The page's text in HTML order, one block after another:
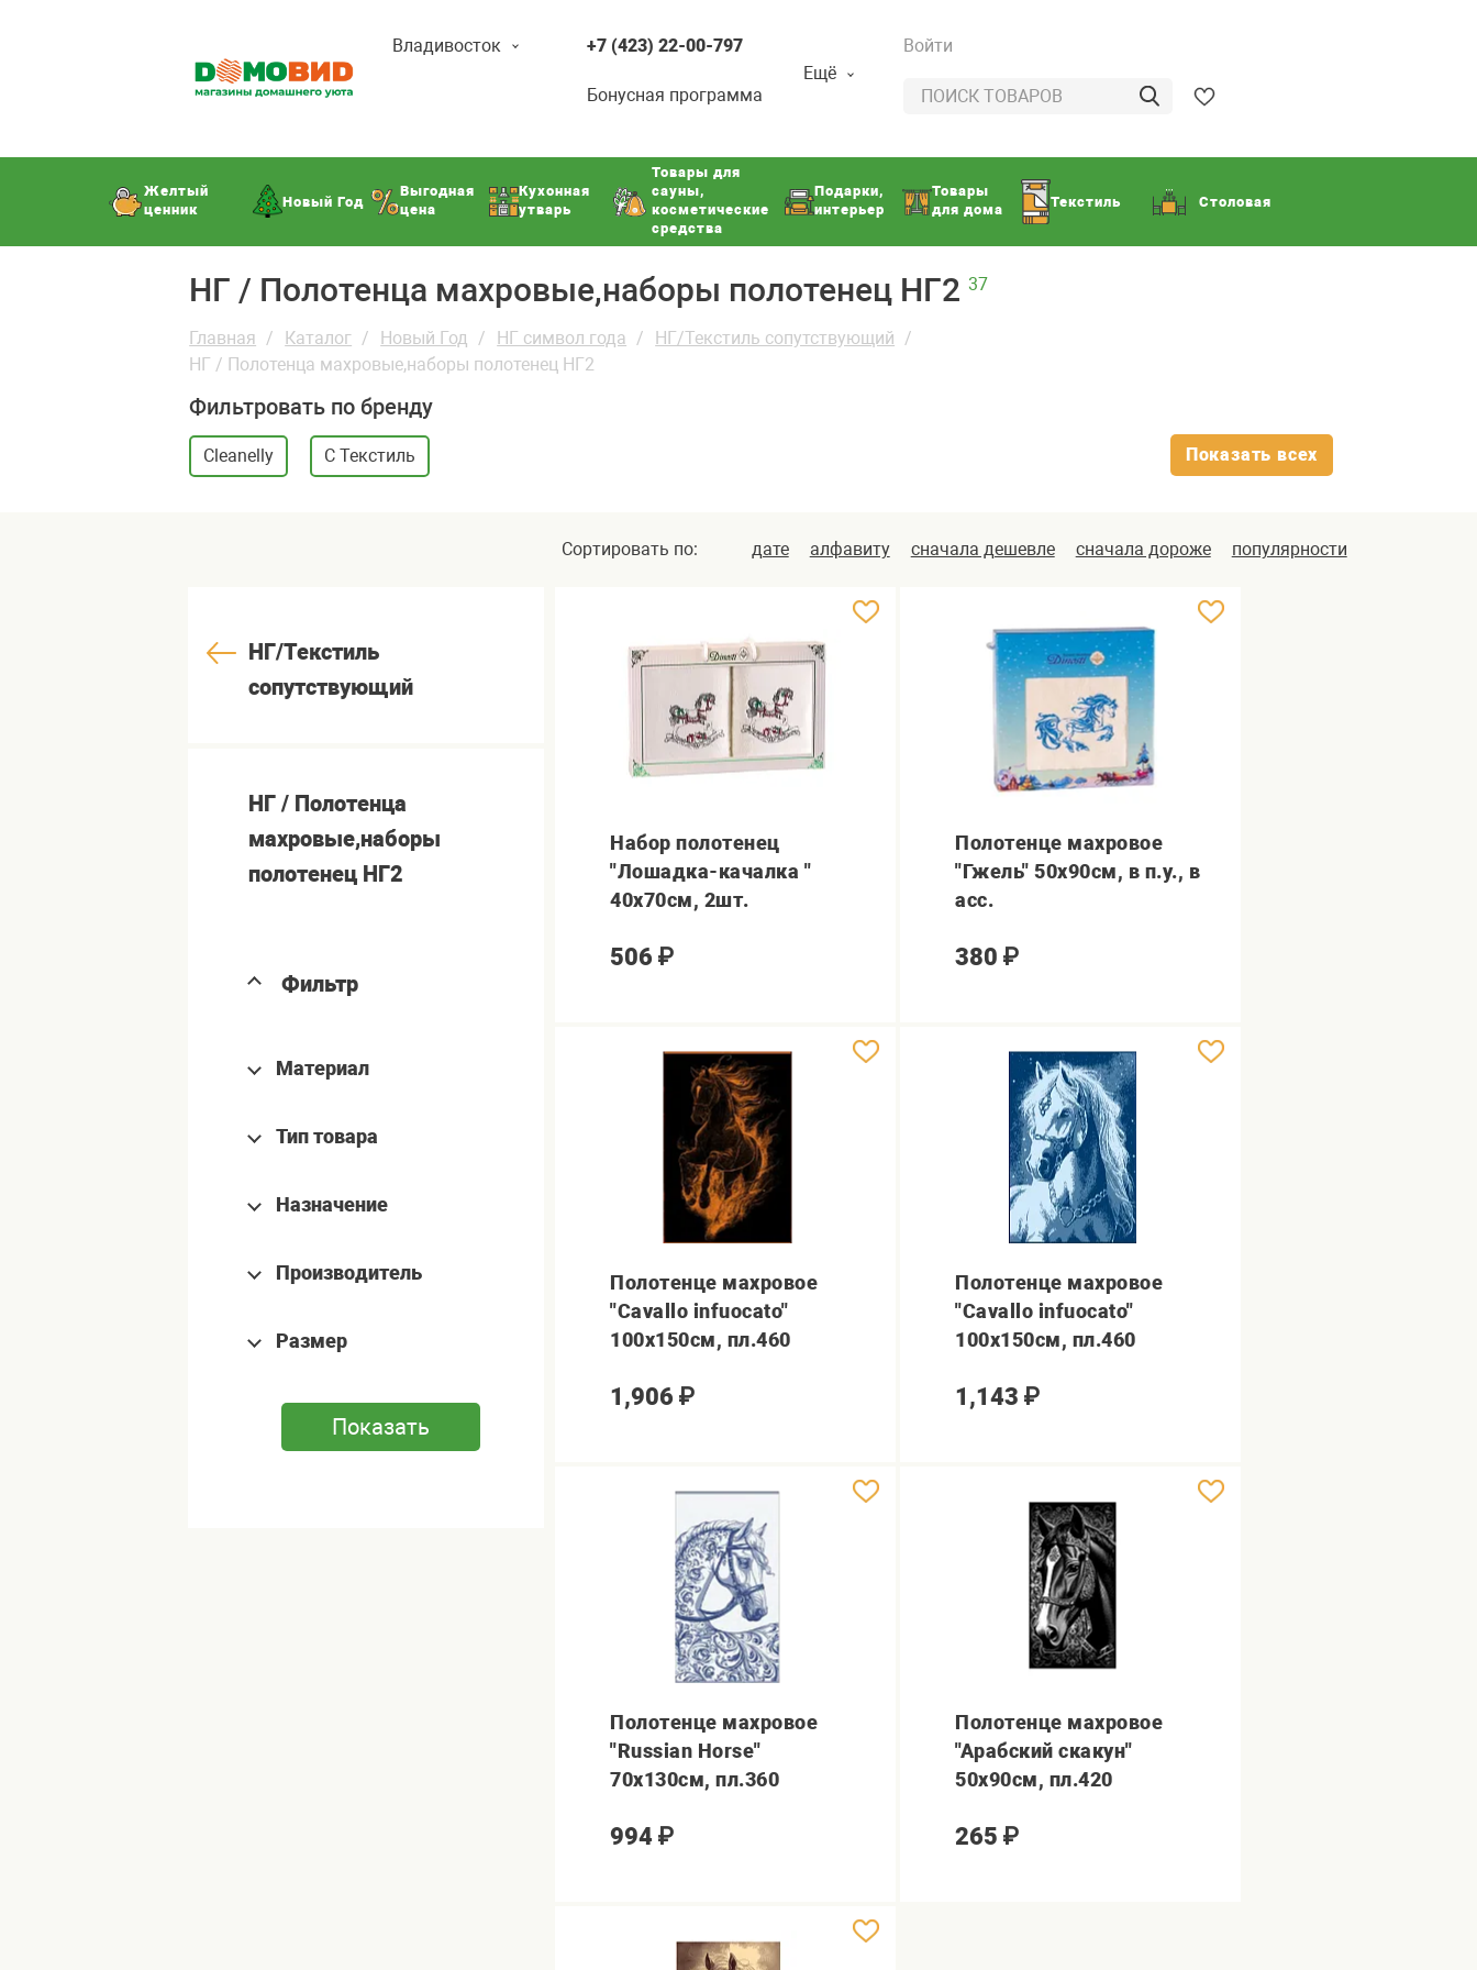
Владивосток +7 (423) 22-00-797
Бонусная программа
Ещё
Войти
Желтый
ценник
Новый Год
Выгодная
цена
Кухонная
утварь
Товары для
сауны,
косметические
средства
Подарки,
интерьер
Товары
для дома
Текстиль Столовая
НГ / Полотенца махровые,наборы полотенец НГ2 37
Главная Каталог Новый Год НГ символ года
НГ/Текстиль сопутствующий
НГ / Полотенца махровые,наборы полотенец НГ2
Фильтровать по бренду
Cleanelly С Текстиль Показать всех
Сортировать по: дате алфавиту сначала дешевле сначала дороже популярности
НГ/Текстиль
сопутствующий
НГ / Полотенца
махровые,наборы
полотенец НГ2
Фильтр
Материал
Тип товара
Назначение
Производитель
Размер
Набор полотенец
"Лошадка-качалка "
40х70см, 2шт.
506 ₽
Полотенце махровое
"Гжель" 50х90см, в п.у., в
асс.
380 ₽
Полотенце махровое
"Cavallo infuocato"
100х150см, пл.460
1,906 ₽
Полотенце махровое
"Cavallo infuocato"
100х150см, пл.460
1,143 ₽
Полотенце махровое
"Russian Horse"
70х130см, пл.360
994 ₽
Полотенце махровое
"Арабский скакун"
50х90см, пл.420
265 ₽